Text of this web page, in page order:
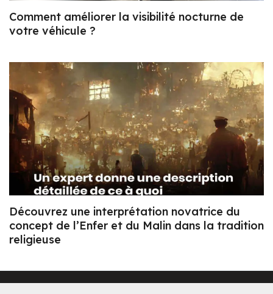
Comment améliorer la visibilité nocturne de
votre véhicule ?
Découvrez une interprétation novatrice du
concept de l’Enfer et du Malin dans la tradition
religieuse